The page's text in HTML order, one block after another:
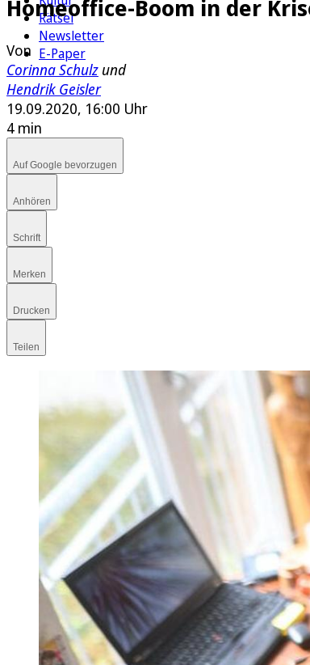
Rätsel
Newsletter
E-Paper
Homeoffice-Boom in der
Von
Corinna Schulz und
Hendrik Geisler
19.09.2020, 16:00 Uhr
4 min
Auf Google bevorzugen
Anhören
Schrift
Merken
Drucken
Teilen